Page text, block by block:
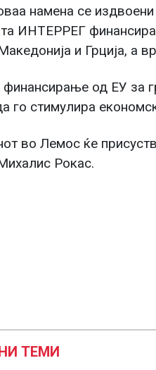
намена се
ИНТЕРРЕГ
и Грција, а
финансирање од ЕУ за
го стимулира
во Лемос ќе
Рокас.
ТЕМИ